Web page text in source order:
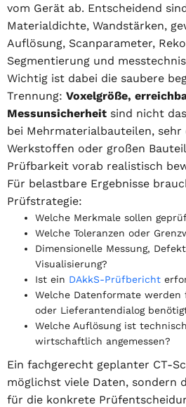
vom Gerät ab. Entscheidend
Materialdichte, Wandstärken,
Auflösung, Scanparameter,
Segmentierung und
Wichtig ist dabei die saubere
Trennung: Voxelgröße,
Messunsicherheit sind nicht
bei Mehrmaterialbauteilen, sehr
Werkstoffen oder großen
Prüfbarkeit vorab realistisch
Für belastbare Ergebnisse
Prüfstrategie:
Welche Merkmale sollen
Welche Toleranzen oder
Dimensionelle Messung,
Visualisierung?
Ist ein DAkkS-Prüfbericht
Welche Datenformate werden
oder Lieferantendialog
Welche Auflösung ist
wirtschaftlich angemessen?
Ein fachgerecht geplanter CT-
möglichst viele Daten, sondern
für die konkrete